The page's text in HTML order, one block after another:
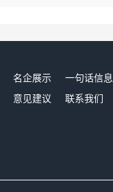
名企展示 一句话信息
意见建议 联系我们